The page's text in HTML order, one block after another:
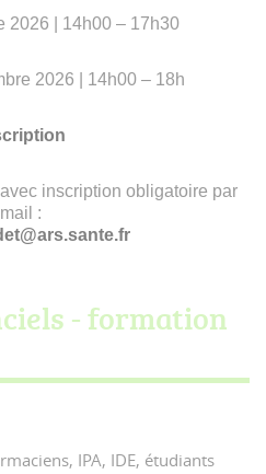
2026 | 14h00 – 17h30
2026 | 14h00 – 18h
inscription obligatoire par
mail :
- formation
IPA, IDE, étudiants